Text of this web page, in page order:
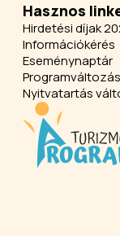
Hasznos
Hirdetési díjak
Információkérés
Eseménynaptár
Programváltozás
Nyitvatartás